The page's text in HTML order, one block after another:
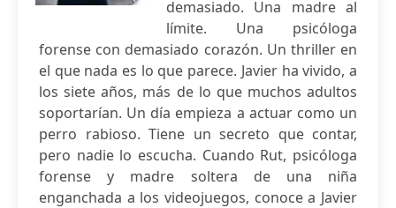
demasiado. Una madre al
límite. Una psicóloga
forense con demasiado corazón. Un thriller en
el que nada es lo que parece. Javier ha vivido, a
los siete años, más de lo que muchos adultos
soportarían. Un día empieza a actuar como un
perro rabioso. Tiene un secreto que contar,
pero nadie lo escucha. Cuando Rut, psicóloga
forense y madre soltera de una niña
enganchada a los videojuegos, conoce a Javier